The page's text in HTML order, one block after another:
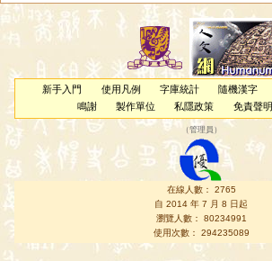
新手入門 使用凡例 字庫統計 隨機漢字
鳴謝
製作單位 私隱政策 免責聲明
（管理員 ）
在線人數： 2765
自 2014 年 7 月 8 日起
瀏覽人數： 80234991
使用次數： 294235089